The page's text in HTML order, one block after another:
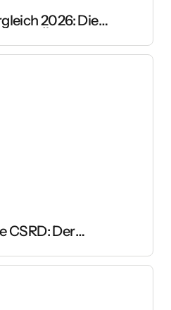
2026: Die
CSRD: Der